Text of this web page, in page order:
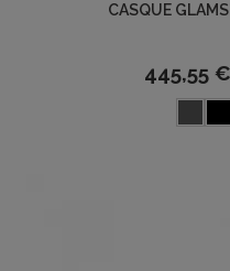
CASQUE
445,55 €